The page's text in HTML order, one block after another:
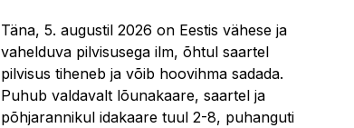
Täna, 5. augustil 2026 on Eestis vähese ja
vahelduva pilvisusega ilm, õhtul saartel
pilvisus tiheneb ja võib hoovihma sadada.
Puhub valdavalt lõunakaare, saartel ja
põhjarannikul idakaare tuul 2-8, puhanguti